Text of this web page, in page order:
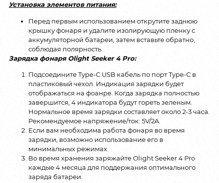
Установка элементов питания:
Перед первым использованием открутите заднюю
крышку фонаря и удалите изолирующую пленку с
аккумуляторной батареи, затем вставьте обратно,
соблюдая полярность.
Зарядка фонаря Olight Seeker 4 Pro:
Подсоедините Type-C USB кабель по порт Type-C в
пластиковый чехол. Индикация зарядки будет
отображаться на фоанре. Когда зарядка полностью
завершится, 4 индикатора будут гореть зеленым.
Нормальное время зарядки составляет около 2-3 часа.
Рекомендуемое напряжение/ток: 5V/2A.
Если вам необходима работа фонаря во время
зарядки, возможно использование его в
минимальных режимах.
Во время хранения заряжайте Olight Seeker 4 Pro
каждые 4 месяца для поддержания оптимального
заряда батареи.